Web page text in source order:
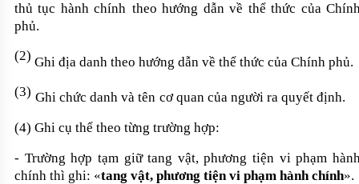
thủ tục hành chính theo hướng dẫn về thể thức của
phủ.
(2) Ghi địa danh theo hướng dẫn về thể thức của Chính phủ.
(3) Ghi chức danh và tên cơ quan của người ra quyết định.
(4) Ghi cụ thể theo từng trường hợp:
- Trường hợp tạm giữ tang vật, phương tiện vi phạm
chính thì ghi: «tang vật, phương tiện vi phạm hành chính».